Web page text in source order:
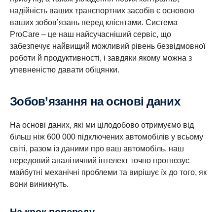
надійність ваших транспортних засобів є основою
ваших зобов’язань перед клієнтами. Система
ProCare – це наш найсучасніший сервіс, що
забезпечує найвищий можливий рівень безвідмовної
роботи й продуктивності, і завдяки якому можна з
упевненістю давати обіцянки.
Зобов’язання на основі даних
На основі даних, які ми цілодобово отримуємо від
більш ніж 600 000 підключених автомобілів у всьому
світі, разом із даними про ваш автомобіль, наш
передовий аналітичний інтелект точно прогнозує
майбутні механічні проблеми та вирішує їх до того, як
вони виникнуть.